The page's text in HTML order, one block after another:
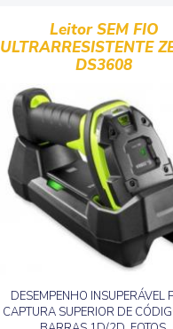
Leitor SEM FIO
ULTRARRESISTENTE
DS3608
DESEMPENHO INSUPERÁVEL
CAPTURA SUPERIOR DE